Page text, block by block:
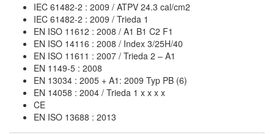
IEC 61482-2 : 2009 / ATPV 24.3 cal/cm2
IEC 61482-2 : 2009 / Trieda 1
EN ISO 11612 : 2008 / A1 B1 C2 F1
EN ISO 14116 : 2008 / Index 3/25H/40
EN ISO 11611 : 2007 / Trieda 2 – A1
EN 1149-5 : 2008
EN 13034 : 2005 + A1: 2009 Typ PB (6)
EN 14058 : 2004 / Trieda 1 x x x x
CE
EN ISO 13688 : 2013